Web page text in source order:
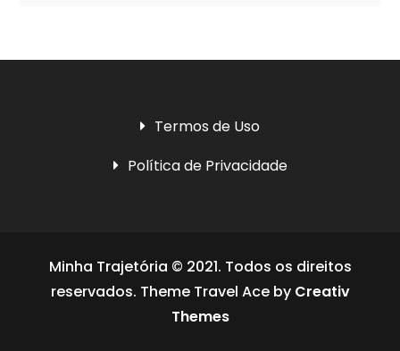
Termos de Uso
Política de Privacidade
Minha Trajetória © 2021. Todos os direitos
reservados. Theme Travel Ace by Creativ
Themes